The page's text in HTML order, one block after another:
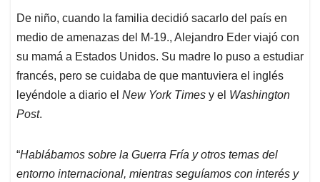
De niño, cuando la familia decidió sacarlo del país en
medio de amenazas del M-19., Alejandro Eder viajó con
su mamá a Estados Unidos. Su madre lo puso a estudiar
francés, pero se cuidaba de que mantuviera el inglés
leyéndole a diario el New York Times y el Washington
Post.
“Hablábamos sobre la Guerra Fría y otros temas del
entorno internacional, mientras seguíamos con interés y